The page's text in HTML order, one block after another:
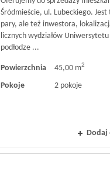
Śródmieście, ul. Lubeckiego.
pary, ale też inwestora,
licznych wydziałów
podłodze ...
Powierzchnia 45,00 m2
Pokoje
2 pokoje
Dodaj